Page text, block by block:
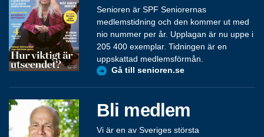
Senioren är SPF Seniorernas
medlemstidning och den kommer ut med
nio nummer per år. Upplagan är nu uppe i
205 400 exemplar. Tidningen är en
uppskattad medlemsförmån.
Gå till senioren.se
Bli medlem
Vi är en av Sveriges största